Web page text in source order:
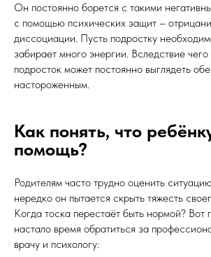
Он постоянно борется с такими
с помощью психических защит –
диссоциации. Пусть подростку
забирает много энергии. Вследствие
подросток может постоянно выглядеть
настороженным.
Как понять, что
помощь?
Родителям часто трудно оценить
нередко он пытается скрыть тяжесть
Когда тоска перестаёт быть нормой? Вот
настало время обратиться за
врачу и психологу: